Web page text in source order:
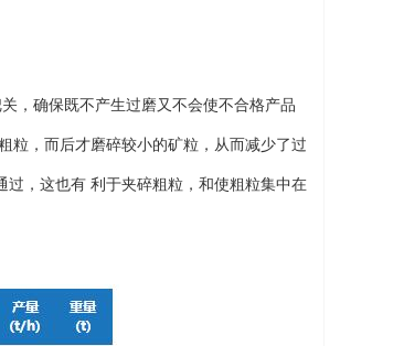
，确保既不产生过磨又不会使不合格产品
粒，而后才磨碎较小的矿粒，从而减少了过
，这也有 利于夹碎粗粒，和使粗粒集中在